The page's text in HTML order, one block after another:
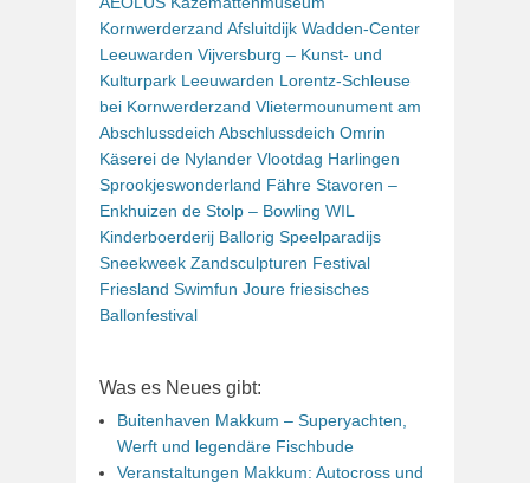
Kornwerderzand Afsluitdijk Wadden-Center
Leeuwarden Vijversburg – Kunst- und
Kulturpark Leeuwarden Lorentz-Schleuse
bei Kornwerderzand Vlietermounument am
Abschlussdeich Abschlussdeich Omrin
Käserei de Nylander Vlootdag Harlingen
Sprookjeswonderland Fähre Stavoren –
Enkhuizen de Stolp – Bowling WIL
Kinderboerderij Ballorig Speelparadijs
Sneekweek Zandsculpturen Festival
Friesland Swimfun Joure friesisches
Ballonfestival
Was es Neues gibt:
Buitenhaven Makkum – Superyachten,
Werft und legendäre Fischbude
Veranstaltungen Makkum: Autocross und